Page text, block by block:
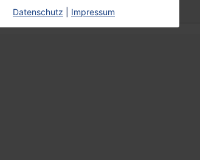
Datenschutz Impressum